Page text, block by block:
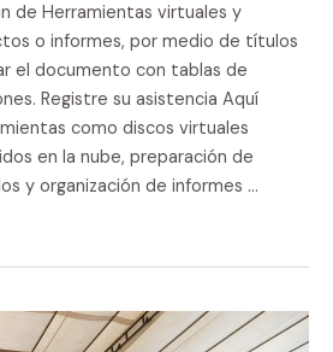
de Herramientas virtuales y
o informes, por medio de títulos
el documento con tablas de
Registre su asistencia Aquí
como discos virtuales
en la nube, preparación de
y organización de informes …